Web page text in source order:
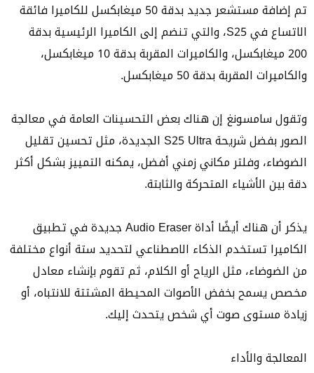
تم إضافة مستشعر جديد بدقة 50 ميغابكسل للكاميرا فائقة
الاتساع في S25، والتي تنضم إلى الكاميرا الرئيسية بدقة
200 ميغابكسل، والكاميرات المقربة بدقة 10 ميغابكسل،
والكاميرات المقربة بدقة 50 ميغابكسل.
وتقول سامسونغ إن هناك بعض التحسينات العامة في معالجة
الصور بفضل شريحة S25 Ultra الجديدة، مثل تحسين تقليل
الضوضاء، وفلتر مكاني زمني أفضل، يمكنه التمييز بشكل أكثر
دقة بين الأشياء المتحركة والثابتة.
يذكر أن هناك أيضًا أداة Audio Eraser جديدة في تطبيق
الكاميرا تستخدم الذكاء الاصطناعي لتحديد ستة أنواع مختلفة
من الضوضاء، مثل الرياح أو الكلام، ثم تقوم بإنشاء معادل
مخصص يسمح بخفض الأصوات المحيطة المشتتة للانتباه، أو
زيادة مستوى صوت أي شخص يتحدث إليك.
المعالجة والأداء